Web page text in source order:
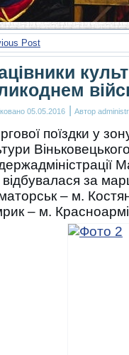
Post
05.05.2016 | Автор
поїздки у
відбувалася за
– м.
– м.